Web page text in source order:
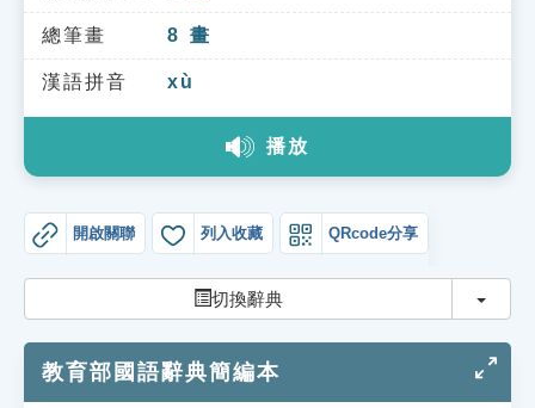
單字索引
生命大百科索引
總筆畫 8 畫
漢語拼音 xù
播放
開啟關聯 列入收藏 QRcode分享
切換辭典 切換
教育部國語辭典簡編本